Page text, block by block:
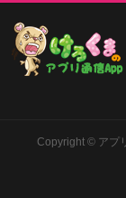
Copyright © アプ